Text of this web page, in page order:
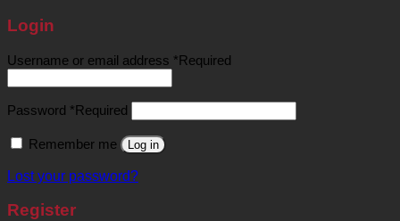
Login
Username or email address *Required
Password *Required
Remember me Log in
Lost your password?
Register